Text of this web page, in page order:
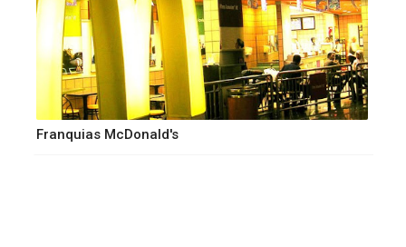
Franquias McDonald's